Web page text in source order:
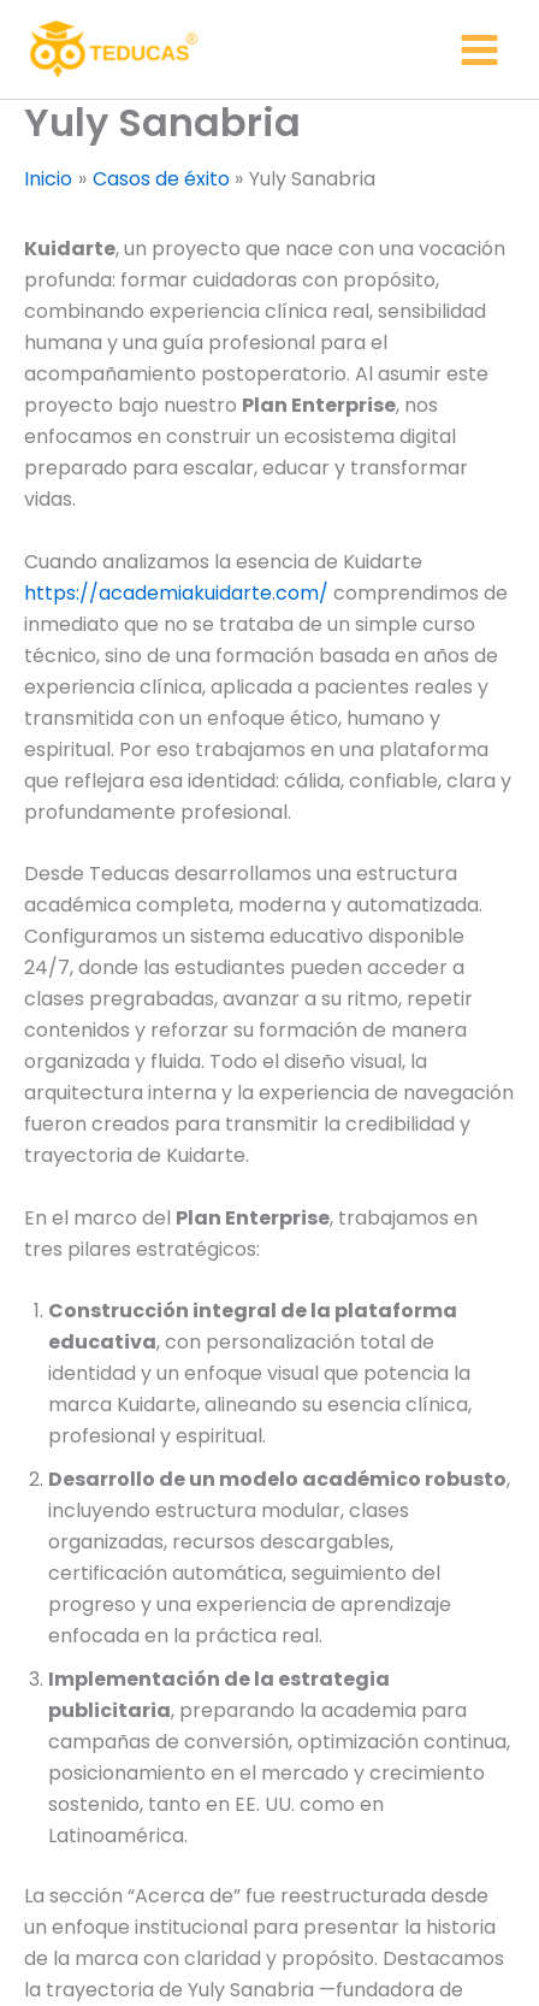
contenido
Yuly Sanabria
Inicio Casos de éxito Yuly Sanabria
Kuidarte, un proyecto que nace con una vocación
profunda: formar cuidadoras con propósito,
combinando experiencia clínica real, sensibilidad
humana y una guía profesional para el
acompañamiento postoperatorio. Al asumir este
proyecto bajo nuestro Plan Enterprise, nos
enfocamos en construir un ecosistema digital
preparado para escalar, educar y transformar
vidas.
Cuando analizamos la esencia de Kuidarte
https://academiakuidarte.com/ comprendimos de
inmediato que no se trataba de un simple curso
técnico, sino de una formación basada en años de
experiencia clínica, aplicada a pacientes reales y
transmitida con un enfoque ético, humano y
espiritual. Por eso trabajamos en una plataforma
que reflejara esa identidad: cálida, confiable, clara y
profundamente profesional.
Desde Teducas desarrollamos una estructura
académica completa, moderna y automatizada.
Configuramos un sistema educativo disponible
24/7, donde las estudiantes pueden acceder a
clases pregrabadas, avanzar a su ritmo, repetir
contenidos y reforzar su formación de manera
organizada y fluida. Todo el diseño visual, la
arquitectura interna y la experiencia de navegación
fueron creados para transmitir la credibilidad y
trayectoria de Kuidarte.
En el marco del Plan Enterprise, trabajamos en
tres pilares estratégicos:
Construcción integral de la plataforma
educativa, con personalización total de
identidad y un enfoque visual que potencia la
marca Kuidarte, alineando su esencia clínica,
profesional y espiritual.
Desarrollo de un modelo académico robusto,
incluyendo estructura modular, clases
organizadas, recursos descargables,
certificación automática, seguimiento del
progreso y una experiencia de aprendizaje
enfocada en la práctica real.
Implementación de la estrategia
publicitaria, preparando la academia para
campañas de conversión, optimización continua,
posicionamiento en el mercado y crecimiento
sostenido, tanto en EE. UU. como en
Latinoamérica.
La sección “Acerca de” fue reestructurada desde
un enfoque institucional para presentar la historia
de la marca con claridad y propósito. Destacamos
la trayectoria de Yuly Sanabria —fundadora de